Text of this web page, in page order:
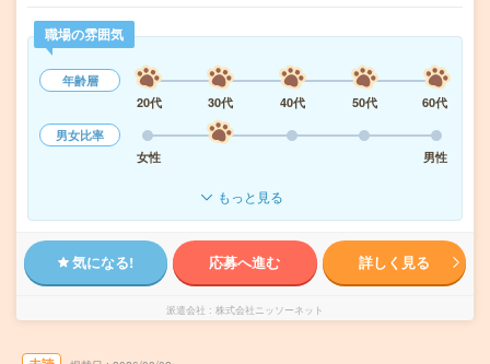
職場の雰囲気
年齢層
20代
30代 40代 50代
60代
男女比率
女性
男性
もっと見る
気になる! 応募へ進む 詳しく見る
派遣会社 株式会社ニッソーネット